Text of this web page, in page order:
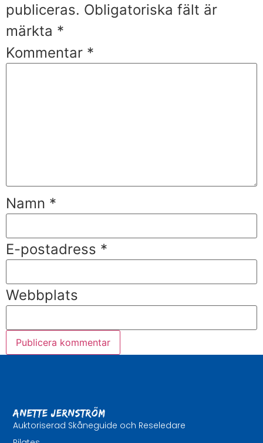
publiceras. Obligatoriska fält är
märkta *
Kommentar *
Namn *
E-postadress *
Webbplats
Anette Jernström
Auktoriserad Skåneguide och Reseledare